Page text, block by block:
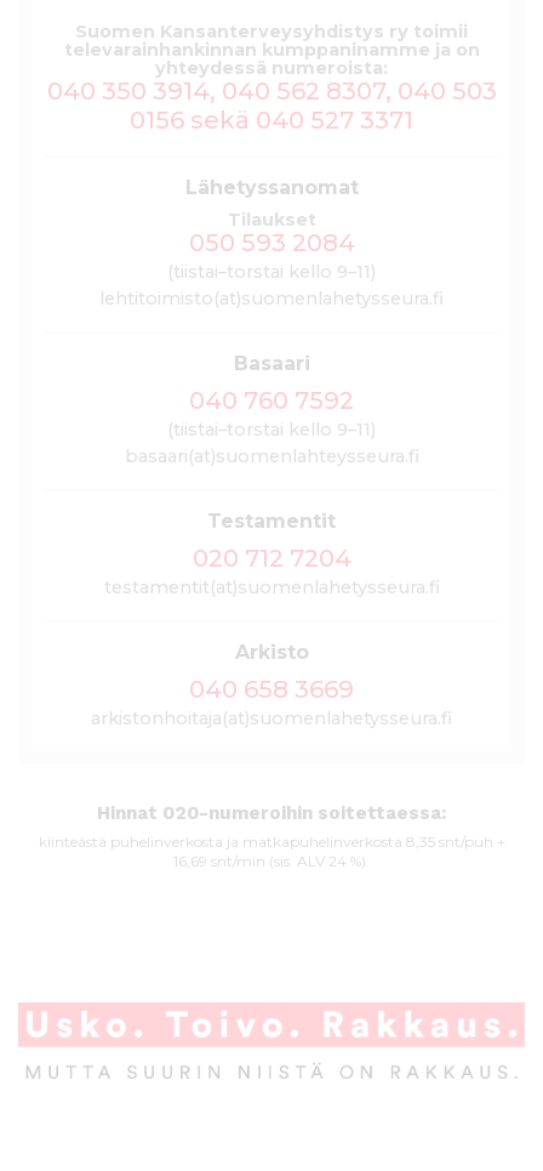
Suomen Kansanterveysyhdistys ry toimii
televarainhankinnan kumppaninamme ja on
yhteydessä numeroista:
040 350 3914, 040 562 8307, 040 503
0156 sekä 040 527 3371
Lähetyssanomat
Tilaukset
050 593 2084
(tiistai–torstai kello 9–11)
lehtitoimisto(at)suomenlahetysseura.fi
Basaari
040 760 7592
(tiistai–torstai kello 9–11)
basaari(at)suomenlahteysseura.fi
Testamentit
020 712 7204
testamentit(at)suomenlahetysseura.fi
Arkisto
040 658 3669
arkistonhoitaja(at)suomenlahetysseura.fi
Hinnat 020-numeroihin soitettaessa:
kiinteästä puhelinverkosta ja matkapuhelinverkosta 8,35 snt/puh +
16,69 snt/min (sis. ALV 24 %).